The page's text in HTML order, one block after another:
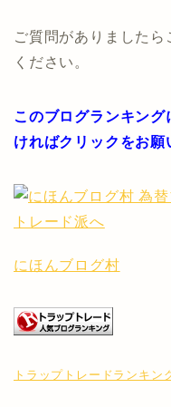
ご質問がありましたら
ください。
このブログランキング
ければクリックをお願
にほんブログ村
トラップトレードランキン